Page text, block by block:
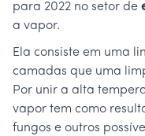
para 2022 no setor de
a vapor.
Ela consiste em uma
camadas que uma
Por unir a alta
vapor tem como
fungos e outros